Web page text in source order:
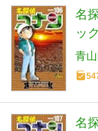
名
ッ
青
名